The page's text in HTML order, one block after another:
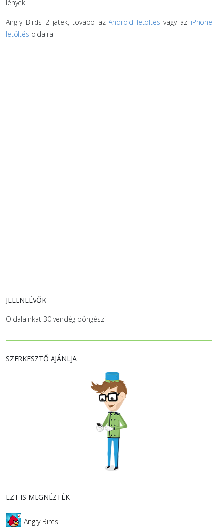
lények!
Angry Birds 2 játék, tovább azAndroid letöltés vagy az iPhone
letöltés oldalra.
JELENLÉVŐK
Oldalainkat 30 vendég böngészi
SZERKESZTŐ AJÁNLJA
EZT IS MEGNÉZTÉK
Angry Birds